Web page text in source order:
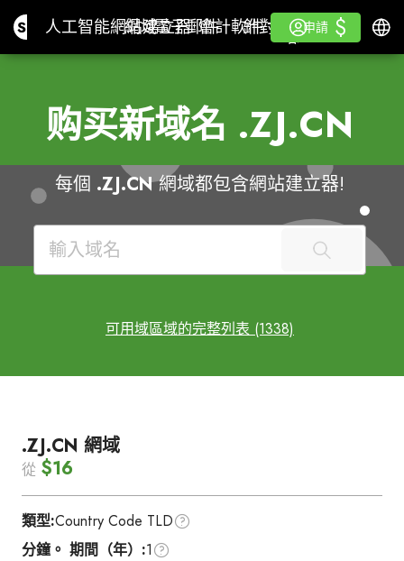
Site.pro人工智能網站建立器
人工智能網站建立器
網域
網域電子郵件
電子郵件會計軟件
會計軟件針對經銷商白色標籤
針對經銷商
白色標籤
學
學申請
申請
登入 $
$ 繁體
购买新域名 .ZJ.CN
每個 .ZJ.CN網域都包含網站建立器!
可用域區域的完整列表 (1338)
.ZJ.CN 網域
從 $16
類型:Country Code TLD
分鐘。 期間（年）:1